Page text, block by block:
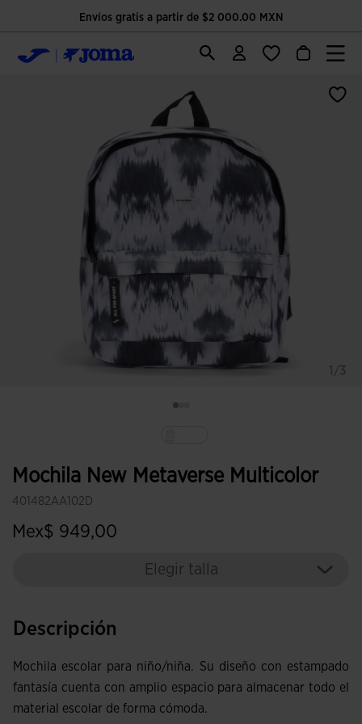
Envíos gratis a partir de $2 000.00 MXN
Mochila New Metaverse Multicolor
401482AA102D
Mex$ 949,00
Elegir talla
Descripción
Mochila escolar para niño/niña. Su diseño con estampado
fantasía cuenta con amplio espacio para almacenar todo el
material escolar de forma cómoda.